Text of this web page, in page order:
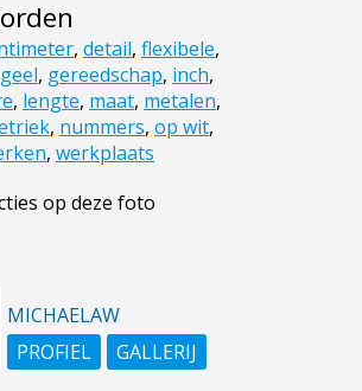
, detail, flexibele,
geel, gereedschap, inch,
, lengte, maat, metalen,
, nummers, op wit,
, werkplaats
op deze foto
MICHAELAW
PROFIEL
GALLERIJ